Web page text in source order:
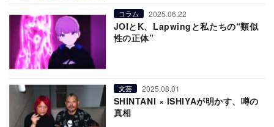
コラム 2025.06.22
JOIとK、Lapwingと私たちの“類似
性の正体”
文芸 2025.08.01
SHINTANI × ISHIYAが明かす、噂の
真相